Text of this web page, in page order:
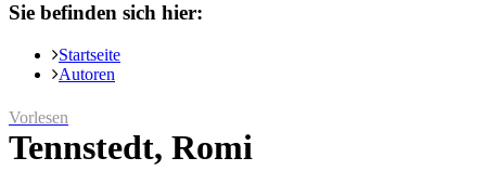
Sie befinden sich hier:
Startseite
Autoren
Vorlesen
Tennstedt, Romi